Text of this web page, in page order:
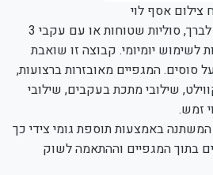
מגפיים גבוהים עד מתחת לברך, סוליות שטוחות או עם עקבי 3
לשימוש יומיומי. קבוצה זו שואבת
המגפיים מאובזרות ברצועות,
שילובי מתכת בעקבים, שילובי
זמש.
באמצעות תוספת גומי צידי כך
בתוך המגפיים וההתאמה לשוק